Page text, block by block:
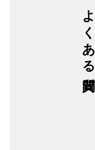
よくある質問